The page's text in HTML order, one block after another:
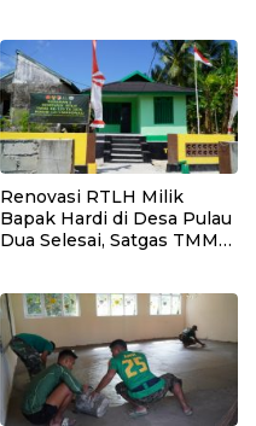
Renovasi RTLH Milik
Bapak Hardi di Desa Pulau
Dua Selesai, Satgas TMMD